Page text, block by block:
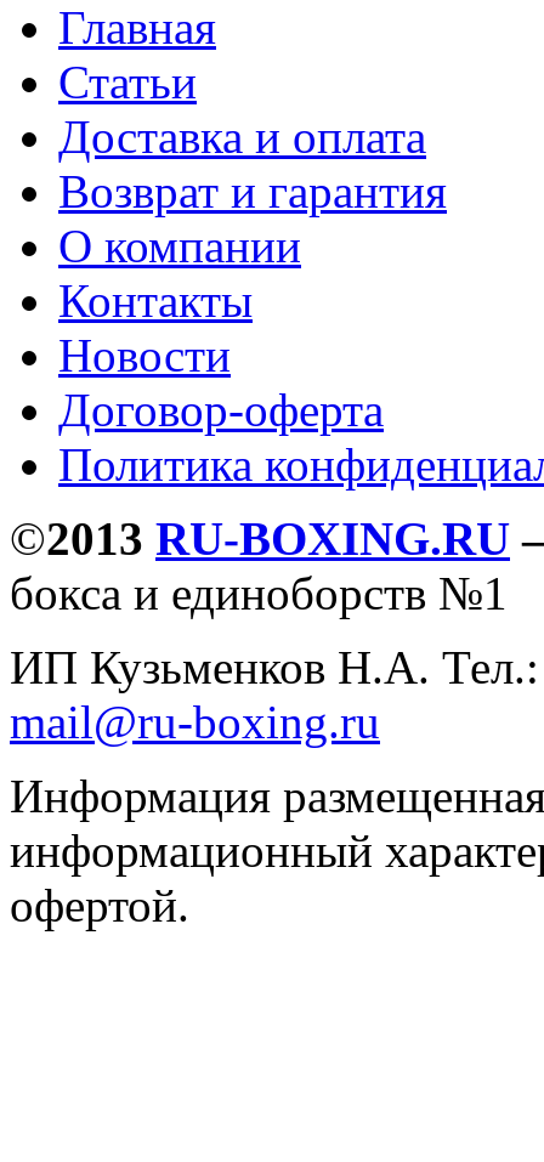
Главная
Статьи
Доставка и оплата
Возврат и гарантия
О компании
Контакты
Новости
Договор-оферта
Политика
©2013 RU-BOXING.RU
бокса и единоборств №1
ИП Кузьменков Н.А.
mail@ru-boxing.ru
Информация
информационный
офертой.